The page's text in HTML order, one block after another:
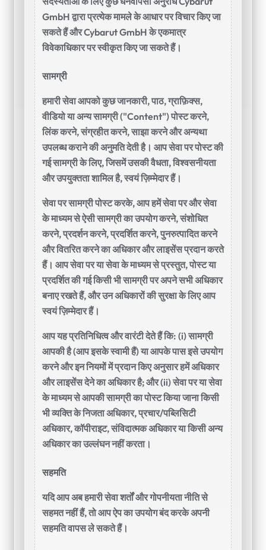
GmbH द्वारा प्रत्येक मामले के आधार पर विचार किए जा
सकते हैं और Cybarut GmbH के एकमात्र
विवेकाधिकार पर स्वीकृत किए जा सकते हैं।
सामग्री
हमारी सेवा आपको कुछ जानकारी, पाठ, ग्राफ़िक्स,
वीडियो या अन्य सामग्री ("Content") पोस्ट करने,
लिंक करने, संग्रहीत करने, साझा करने और अन्यथा
उपलब्ध कराने की अनुमति देती है। आप सेवा पर पोस्ट की
गई सामग्री के लिए, जिसमें उसकी वैधता, विश्वसनीयता
और उपयुक्तता शामिल है, स्वयं ज़िम्मेदार हैं।
सेवा पर सामग्री पोस्ट करके, आप हमें सेवा पर और सेवा
के माध्यम से ऐसी सामग्री का उपयोग करने, संशोधित
करने, प्रदर्शन करने, प्रदर्शित करने, पुनरुत्पादित करने
और वितरित करने का अधिकार और लाइसेंस प्रदान करते
हैं। आप सेवा पर या सेवा के माध्यम से प्रस्तुत, पोस्ट या
प्रदर्शित की गई किसी भी सामग्री पर अपने सभी अधिकार
बनाए रखते हैं, और उन अधिकारों की सुरक्षा के लिए आप
स्वयं ज़िम्मेदार हैं।
आप यह प्रतिनिधित्व और वारंटी देते हैं कि: (i) सामग्री
आपकी है (आप इसके स्वामी हैं) या आपके पास इसे उपयोग
करने और इन नियमों में प्रदान किए अनुसार हमें अधिकार
और लाइसेंस देने का अधिकार है; और (ii) सेवा पर या सेवा
के माध्यम से आपकी सामग्री का पोस्ट किया जाना किसी
भी व्यक्ति के निजता अधिकार, प्रचार/पब्लिसिटी
अधिकार, कॉपीराइट, संविदात्मक अधिकार या किसी अन्य
अधिकार का उल्लंघन नहीं करता।
सहमति
यदि आप अब हमारी सेवा शर्तों और गोपनीयता नीति से
सहमत नहीं हैं, तो आप ऐप का उपयोग बंद करके अपनी
सहमति वापस ले सकते हैं।